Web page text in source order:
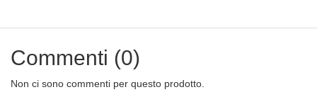
Commenti (0)
Non ci sono commenti per questo prodotto.